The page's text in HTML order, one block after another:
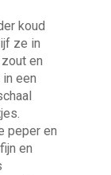
koud
ze in
en
een
peper en
en